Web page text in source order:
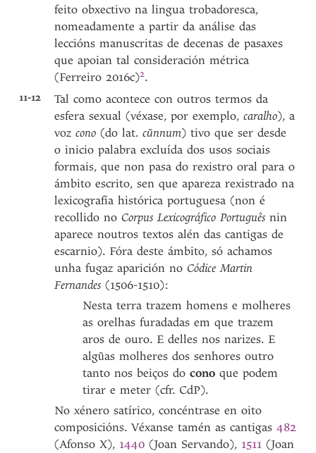
feito obxectivo na lingua trobadoresca,
nomeadamente a partir da análise das
leccións manuscritas de decenas de pasaxes
que apoian tal consideración métrica
(Ferreiro 2016c)2.
11-12
Tal como acontece con outros termos da
esfera sexual (véxase, por exemplo,caralho), a
vozcono(do lat.cŭnnum) tivo que ser desde
o inicio palabra excluída dos usos sociais
formais, que non pasa do rexistro oral para o
ámbito escrito, sen que apareza rexistrado na
lexicografía histórica portuguesa (non é
recollido noCorpus Lexicográfico Português nin
aparece noutros textos alén das cantigas de
escarnio). Fóra deste ámbito, só achamos
unha fugaz aparición noCódice Martin
Fernandes (1506-1510):
Nesta terra trazem homens e molheres
as orelhas furadadas em que trazem
aros de ouro. E delles nos narizes. E
algũas molheres dos senhores outro
tanto nos beiços doconoque podem
tirar e meter (cfr. CdP).
No xénero satírico, concéntrase en oito
composicións. Véxanse tamén as cantigas482
(Afonso X), 1440 (Joan Servando), 1511 (Joan